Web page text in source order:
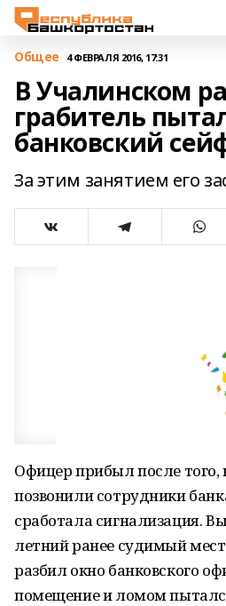
Общее 4 ФЕВРАЛЯ 2016, 17:31
В Учалинском
грабитель
банковский
За этим занятием его
Офицер прибыл после того,
позвонили сотрудники
сработала сигнализация.
летний ранее судимый
разбил окно банковского
помещение и ломом